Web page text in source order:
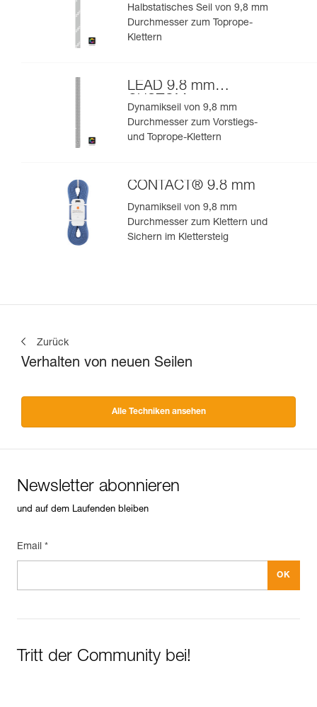
Halbstatisches Seil von 9,8 mm
Durchmesser zum Toprope-
Klettern
LEAD 9.8 mm
CUSTOM
Dynamikseil von 9,8 mm
Durchmesser zum Vorstiegs-
und Toprope-Klettern
CONTACT® 9.8 mm
Dynamikseil von 9,8 mm
Durchmesser zum Klettern und
Sichern im Klettersteig
Zurück
Verhalten von neuen Seilen
Alle Techniken ansehen
Newsletter abonnieren
und auf dem Laufenden bleiben
Email *
Tritt der Community bei!